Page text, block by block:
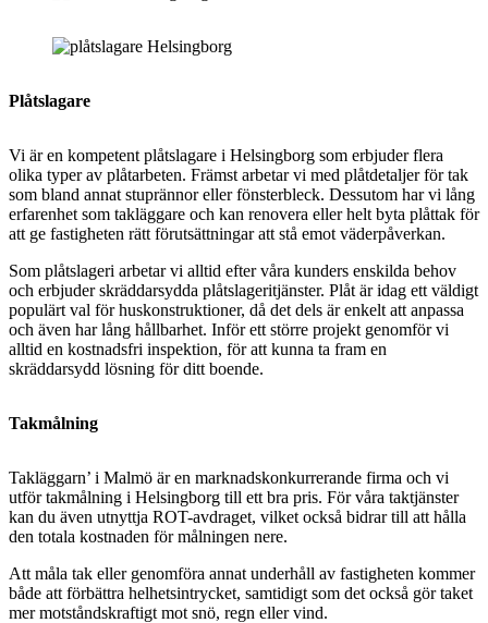
Plåtslagare
Vi är en kompetent plåtslagare i Helsingborg som erbjuder flera
olika typer av plåtarbeten. Främst arbetar vi med plåtdetaljer för tak
som bland annat stuprännor eller fönsterbleck. Dessutom har vi lång
erfarenhet som takläggare och kan renovera eller helt byta plåttak för
att ge fastigheten rätt förutsättningar att stå emot väderpåverkan.
Som plåtslageri arbetar vi alltid efter våra kunders enskilda behov
och erbjuder skräddarsydda plåtslageritjänster. Plåt är idag ett väldigt
populärt val för huskonstruktioner, då det dels är enkelt att anpassa
och även har lång hållbarhet. Inför ett större projekt genomför vi
alltid en kostnadsfri inspektion, för att kunna ta fram en
skräddarsydd lösning för ditt boende.
Takmålning
Takläggarn’ i Malmö är en marknadskonkurrerande firma och vi
utför takmålning i Helsingborg till ett bra pris. För våra taktjänster
kan du även utnyttja ROT-avdraget, vilket också bidrar till att hålla
den totala kostnaden för målningen nere.
Att måla tak eller genomföra annat underhåll av fastigheten kommer
både att förbättra helhetsintrycket, samtidigt som det också gör taket
mer motståndskraftigt mot snö, regn eller vind.